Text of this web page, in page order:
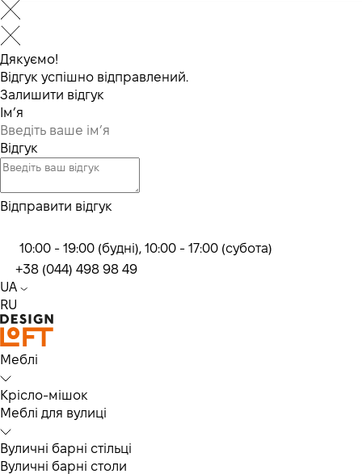
Дякуємо!
Відгук успішно відправлений.
Залишити відгук
Ім’я
Відгук
Відправити відгук
10:00 - 19:00 (будні), 10:00 - 17:00 (субота)
+38 (044) 498 98 49
UA
RU
Меблі
Крісло-мішок
Меблі для вулиці
Вуличні барні стільці
Вуличні барні столи